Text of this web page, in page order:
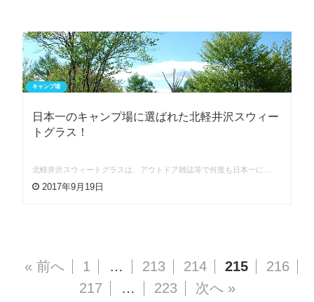
キャンプ場
日本一のキャンプ場に選ばれた北軽井沢スウィー
トグラス！
北軽井沢スウィートグラスは、アウトドア雑誌等で何度も日本一に…
2017年9月19日
« 前へ 1 … 213 214 215
216
217
… 223 次へ »